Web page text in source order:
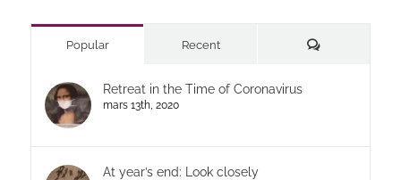
Popular Recent Commentaires
Retreat in the Time of Coronavirus
mars 13th, 2020
At year’s end: Look closely